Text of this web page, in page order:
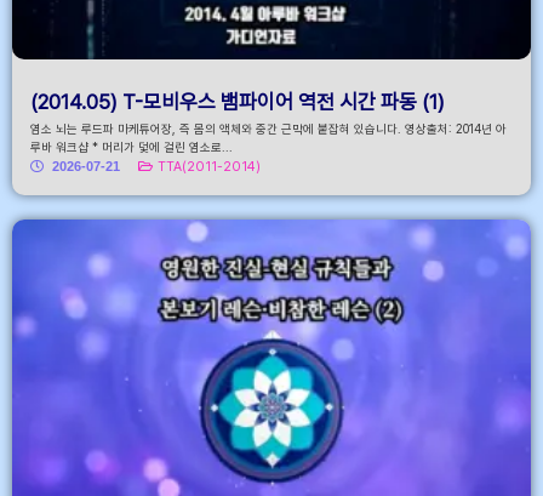
(2014.05) T-모비우스 뱀파이어 역전 시간 파동 (1)
염소 뇌는 루드파 마케튜어장, 즉 몸의 액체와 중간 근막에 붙잡혀 있습니다. 영상출처: 2014년 아
루바 워크샵 * 머리가 덫에 걸린 염소로...
2026-07-21
TTA(2011-2014)